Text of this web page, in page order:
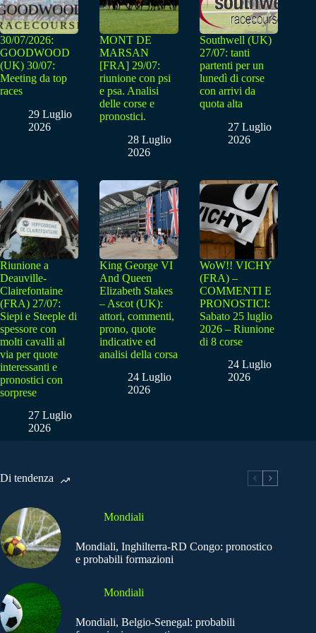
30/07/2026:
GOODWOOD
(UK) 30/07:
Meeting da top
races
29 Luglio
2026
MONT DE
MARSAN
[FRA] 29/07:
riunione con psi
e psa. Analisi
delle corse e
pronostici.
28 Luglio
2026
Southwell (UK)
27/07: tanti
partenti per un
lunedì di corse
con arrivi da
quota alta
27 Luglio
2026
Riunione a
Deauville-
Clairefontaine
(FRA) 27/07:
Siepi e Steeple di
spessore con
molti cavalli al
via per quote
interessanti e
pronostici con
sorprese
27 Luglio
2026
King George VI
And Queen
Elizabeth Stakes
– Ascot (UK):
attori, commenti,
prono, quote
indicative ed
analisi della corsa
24 Luglio
2026
WoW!! VICHY
(FRA) –
COMMENTI E
PRONOSTICI:
Sabato 25 luglio
2026 – Riunione
di 8 corse
24 Luglio
2026
Di tendenza
Mondiali
Mondiali, Inghilterra-RD Congo: pronostico
e probabili formazioni
Mondiali
Mondiali, Belgio-Senegal: probabili